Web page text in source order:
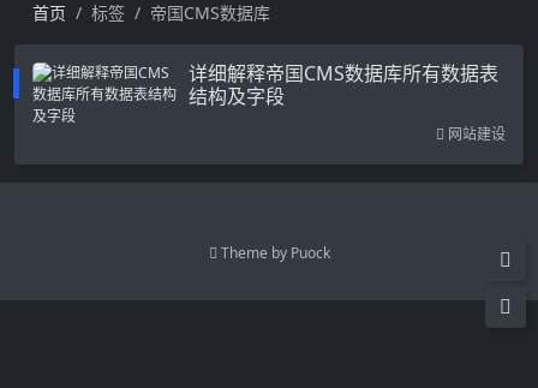
首页 标签 帝国CMS数据库
详细解释帝国CMS数据库所有数据表
结构及字段
网站建设
Theme by Puock